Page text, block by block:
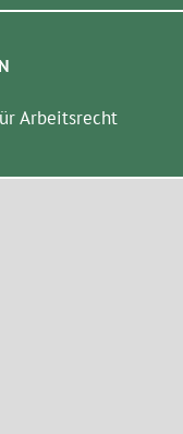
Arbeitsrecht